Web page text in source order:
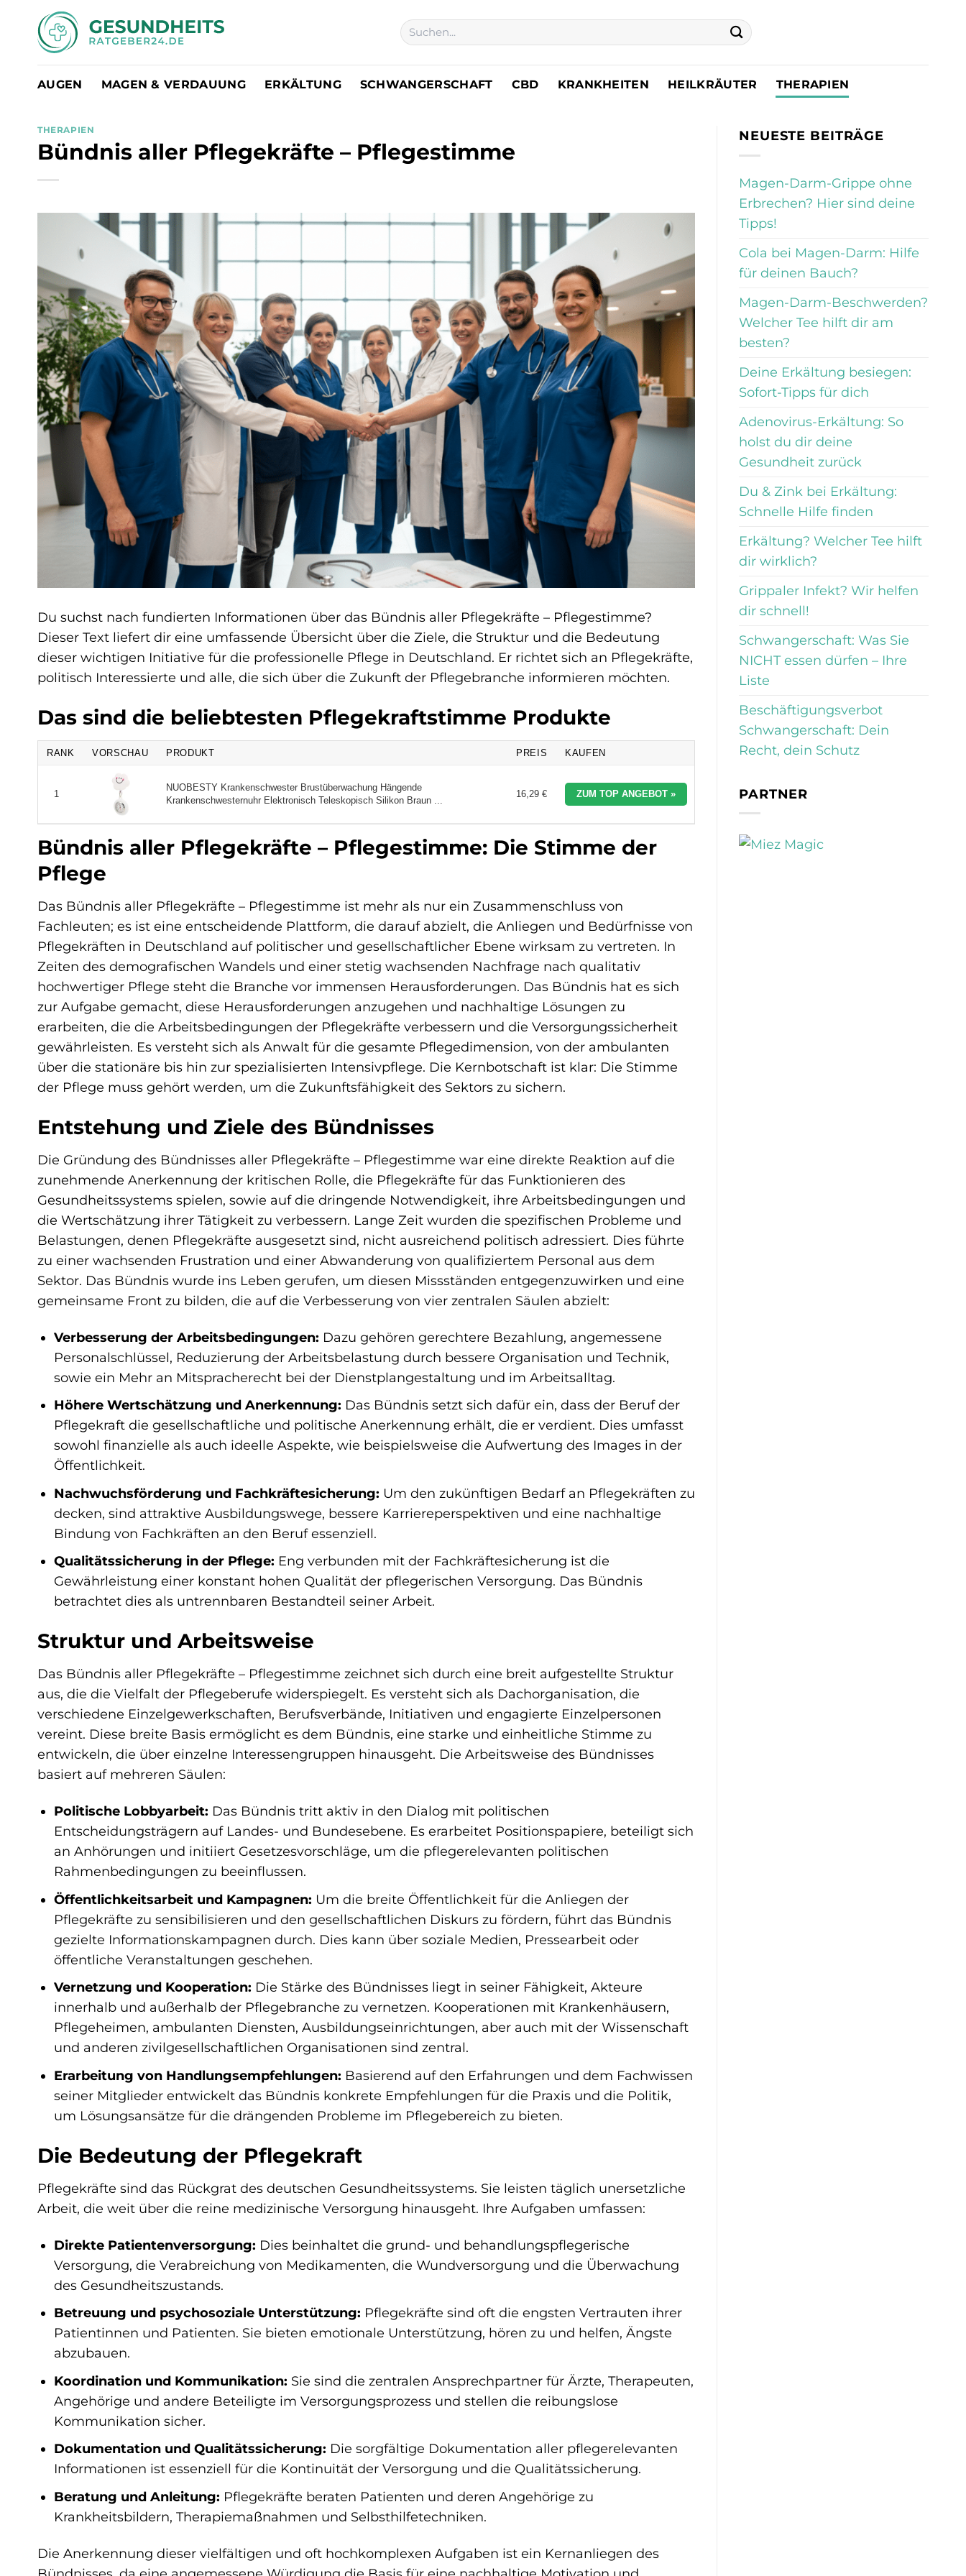
springen
AUGEN MAGEN & VERDAUUNG ERKÄLTUNG SCHWANGERSCHAFT CBD KRANKHEITEN HEILKRÄUTER THERAPIEN
THERAPIEN
Bündnis aller Pflegekräfte – Pflegestimme
Du suchst nach fundierten Informationen über das Bündnis aller Pflegekräfte – Pflegestimme?
Dieser Text liefert dir eine umfassende Übersicht über die Ziele, die Struktur und die Bedeutung
dieser wichtigen Initiative für die professionelle Pflege in Deutschland. Er richtet sich an Pflegekräfte,
politisch Interessierte und alle, die sich über die Zukunft der Pflegebranche informieren möchten.
Das sind die beliebtesten Pflegekraftstimme Produkte
RANK VORSCHAU PRODUKT PREIS KAUFEN
1
NUOBESTY Krankenschwester Brustüberwachung Hängende
Krankenschwesternuhr Elektronisch Teleskopisch Silikon Braun ...
16,29 € ZUM TOP ANGEBOT »
Bündnis aller Pflegekräfte – Pflegestimme: Die Stimme der
Pflege
Das Bündnis aller Pflegekräfte – Pflegestimme ist mehr als nur ein Zusammenschluss von
Fachleuten; es ist eine entscheidende Plattform, die darauf abzielt, die Anliegen und Bedürfnisse von
Pflegekräften in Deutschland auf politischer und gesellschaftlicher Ebene wirksam zu vertreten. In
Zeiten des demografischen Wandels und einer stetig wachsenden Nachfrage nach qualitativ
hochwertiger Pflege steht die Branche vor immensen Herausforderungen. Das Bündnis hat es sich
zur Aufgabe gemacht, diese Herausforderungen anzugehen und nachhaltige Lösungen zu
erarbeiten, die die Arbeitsbedingungen der Pflegekräfte verbessern und die Versorgungssicherheit
gewährleisten. Es versteht sich als Anwalt für die gesamte Pflegedimension, von der ambulanten
über die stationäre bis hin zur spezialisierten Intensivpflege. Die Kernbotschaft ist klar: Die Stimme
der Pflege muss gehört werden, um die Zukunftsfähigkeit des Sektors zu sichern.
Entstehung und Ziele des Bündnisses
Die Gründung des Bündnisses aller Pflegekräfte – Pflegestimme war eine direkte Reaktion auf die
zunehmende Anerkennung der kritischen Rolle, die Pflegekräfte für das Funktionieren des
Gesundheitssystems spielen, sowie auf die dringende Notwendigkeit, ihre Arbeitsbedingungen und
die Wertschätzung ihrer Tätigkeit zu verbessern. Lange Zeit wurden die spezifischen Probleme und
Belastungen, denen Pflegekräfte ausgesetzt sind, nicht ausreichend politisch adressiert. Dies führte
zu einer wachsenden Frustration und einer Abwanderung von qualifiziertem Personal aus dem
Sektor. Das Bündnis wurde ins Leben gerufen, um diesen Missständen entgegenzuwirken und eine
gemeinsame Front zu bilden, die auf die Verbesserung von vier zentralen Säulen abzielt:
Verbesserung der Arbeitsbedingungen: Dazu gehören gerechtere Bezahlung, angemessene
Personalschlüssel, Reduzierung der Arbeitsbelastung durch bessere Organisation und Technik,
sowie ein Mehr an Mitspracherecht bei der Dienstplangestaltung und im Arbeitsalltag.
Höhere Wertschätzung und Anerkennung: Das Bündnis setzt sich dafür ein, dass der Beruf der
Pflegekraft die gesellschaftliche und politische Anerkennung erhält, die er verdient. Dies umfasst
sowohl finanzielle als auch ideelle Aspekte, wie beispielsweise die Aufwertung des Images in der
Öffentlichkeit.
Nachwuchsförderung und Fachkräftesicherung: Um den zukünftigen Bedarf an Pflegekräften zu
decken, sind attraktive Ausbildungswege, bessere Karriereperspektiven und eine nachhaltige
Bindung von Fachkräften an den Beruf essenziell.
Qualitätssicherung in der Pflege: Eng verbunden mit der Fachkräftesicherung ist die
Gewährleistung einer konstant hohen Qualität der pflegerischen Versorgung. Das Bündnis
betrachtet dies als untrennbaren Bestandteil seiner Arbeit.
Struktur und Arbeitsweise
Das Bündnis aller Pflegekräfte – Pflegestimme zeichnet sich durch eine breit aufgestellte Struktur
aus, die die Vielfalt der Pflegeberufe widerspiegelt. Es versteht sich als Dachorganisation, die
verschiedene Einzelgewerkschaften, Berufsverbände, Initiativen und engagierte Einzelpersonen
vereint. Diese breite Basis ermöglicht es dem Bündnis, eine starke und einheitliche Stimme zu
entwickeln, die über einzelne Interessengruppen hinausgeht. Die Arbeitsweise des Bündnisses
basiert auf mehreren Säulen:
Politische Lobbyarbeit: Das Bündnis tritt aktiv in den Dialog mit politischen
Entscheidungsträgern auf Landes- und Bundesebene. Es erarbeitet Positionspapiere, beteiligt sich
an Anhörungen und initiiert Gesetzesvorschläge, um die pflegerelevanten politischen
Rahmenbedingungen zu beeinflussen.
Öffentlichkeitsarbeit und Kampagnen: Um die breite Öffentlichkeit für die Anliegen der
Pflegekräfte zu sensibilisieren und den gesellschaftlichen Diskurs zu fördern, führt das Bündnis
gezielte Informationskampagnen durch. Dies kann über soziale Medien, Pressearbeit oder
öffentliche Veranstaltungen geschehen.
Vernetzung und Kooperation: Die Stärke des Bündnisses liegt in seiner Fähigkeit, Akteure
innerhalb und außerhalb der Pflegebranche zu vernetzen. Kooperationen mit Krankenhäusern,
Pflegeheimen, ambulanten Diensten, Ausbildungseinrichtungen, aber auch mit der Wissenschaft
und anderen zivilgesellschaftlichen Organisationen sind zentral.
Erarbeitung von Handlungsempfehlungen: Basierend auf den Erfahrungen und dem Fachwissen
seiner Mitglieder entwickelt das Bündnis konkrete Empfehlungen für die Praxis und die Politik,
um Lösungsansätze für die drängenden Probleme im Pflegebereich zu bieten.
Die Bedeutung der Pflegekraft
Pflegekräfte sind das Rückgrat des deutschen Gesundheitssystems. Sie leisten täglich unersetzliche
Arbeit, die weit über die reine medizinische Versorgung hinausgeht. Ihre Aufgaben umfassen:
Direkte Patientenversorgung: Dies beinhaltet die grund- und behandlungspflegerische
Versorgung, die Verabreichung von Medikamenten, die Wundversorgung und die Überwachung
des Gesundheitszustands.
Betreuung und psychosoziale Unterstützung: Pflegekräfte sind oft die engsten Vertrauten ihrer
Patientinnen und Patienten. Sie bieten emotionale Unterstützung, hören zu und helfen, Ängste
abzubauen.
Koordination und Kommunikation: Sie sind die zentralen Ansprechpartner für Ärzte, Therapeuten,
Angehörige und andere Beteiligte im Versorgungsprozess und stellen die reibungslose
Kommunikation sicher.
Dokumentation und Qualitätssicherung: Die sorgfältige Dokumentation aller pflegerelevanten
Informationen ist essenziell für die Kontinuität der Versorgung und die Qualitätssicherung.
Beratung und Anleitung: Pflegekräfte beraten Patienten und deren Angehörige zu
Krankheitsbildern, Therapiemaßnahmen und Selbsthilfetechniken.
Die Anerkennung dieser vielfältigen und oft hochkomplexen Aufgaben ist ein Kernanliegen des
NEUESTE BEITRÄGE
Magen-Darm-Grippe ohne
Erbrechen? Hier sind deine
Tipps!
Cola bei Magen-Darm: Hilfe
für deinen Bauch?
Magen-Darm-Beschwerden?
Welcher Tee hilft dir am
besten?
Deine Erkältung besiegen:
Sofort-Tipps für dich
Adenovirus-Erkältung: So
holst du dir deine
Gesundheit zurück
Du & Zink bei Erkältung:
Schnelle Hilfe finden
Erkältung? Welcher Tee hilft
dir wirklich?
Grippaler Infekt? Wir helfen
dir schnell!
Schwangerschaft: Was Sie
NICHT essen dürfen – Ihre
Liste
Beschäftigungsverbot
Schwangerschaft: Dein
Recht, dein Schutz
PARTNER